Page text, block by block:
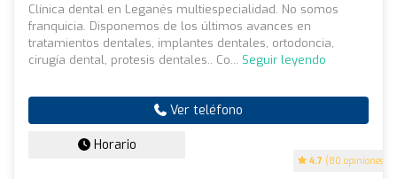
4.7 (80 opiniones)
Clínica dental en Leganés multiespecialidad. No somos
franquicia. Disponemos de los últimos avances en
tratamientos dentales, implantes dentales, ortodoncia,
cirugía dental, protesis dentales.. Co... Seguir leyendo
Ver teléfono
Horario